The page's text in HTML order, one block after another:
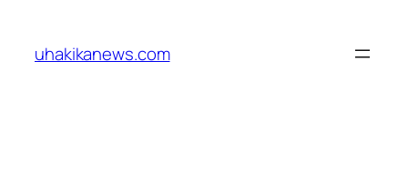
content
uhakikanews.com